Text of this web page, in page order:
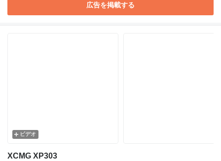
広告を掲載する
ビデオ
XCMG XP303